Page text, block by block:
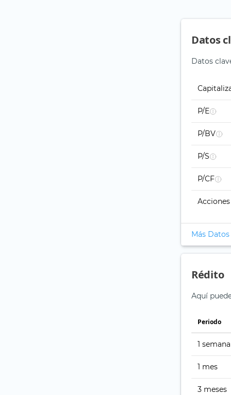
Datos
Datos
P/E
P/BV
P/S
P/CF
Más
Rédito
Aquí
Periodo
1 semana
1 mes
3 meses